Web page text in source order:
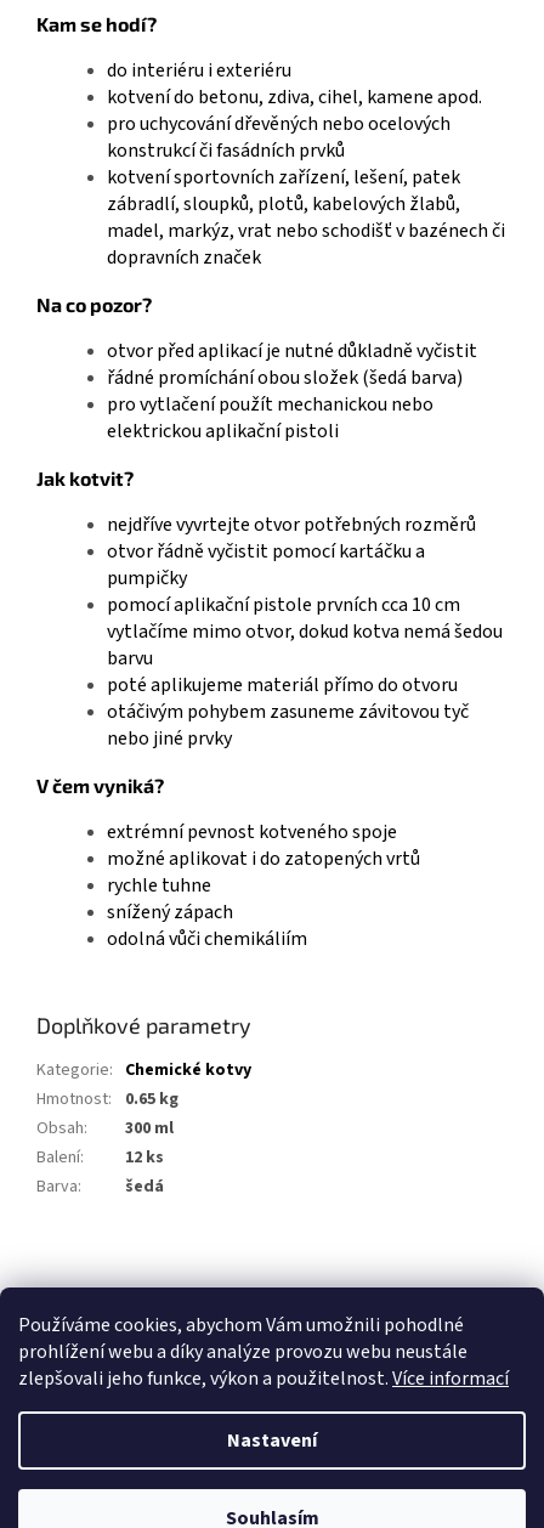
Používáme cookies, abychom Vám umožnili pohodlné
prohlížení webu a díky analýze provozu webu neustále
zlepšovali jeho funkce, výkon a použitelnost.Více informací
Nastavení
Souhlasím
Kam se hodí?
do interiéru i exteriéru
kotvení do betonu, zdiva, cihel, kamene apod.
pro uchycování dřevěných nebo ocelových
konstrukcí či fasádních prvků
kotvení sportovních zařízení, lešení, patek
zábradlí, sloupků, plotů, kabelových žlabů,
madel, markýz, vrat nebo schodišť v bazénech či
dopravních značek
Na co pozor?
otvor před aplikací je nutné důkladně vyčistit
řádné promíchání obou složek (šedá barva)
pro vytlačení použít mechanickou nebo
elektrickou aplikační pistoli
Jak kotvit?
nejdříve vyvrtejte otvor potřebných rozměrů
otvor řádně vyčistit pomocí kartáčku a
pumpičky
pomocí aplikační pistole prvních cca 10 cm
vytlačíme mimo otvor, dokud kotva nemá šedou
barvu
poté aplikujeme materiál přímo do otvoru
otáčivým pohybem zasuneme závitovou tyč
nebo jiné prvky
V čem vyniká?
extrémní pevnost kotveného spoje
možné aplikovat i do zatopených vrtů
rychle tuhne
snížený zápach
odolná vůči chemikáliím
Doplňkové parametry
Kategorie: Chemické kotvy
Hmotnost:
0.65 kg
Obsah:
300 ml
Balení:
12 ks
Barva: šedá
á
Vytvořil Shoptet
Stavebniny Vedesta. Všechna práva vyhrazena.